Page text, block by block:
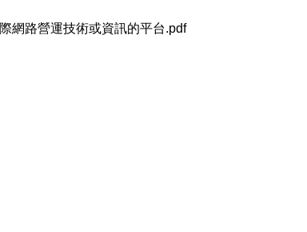
網路營運技術或資訊的平台.pdf